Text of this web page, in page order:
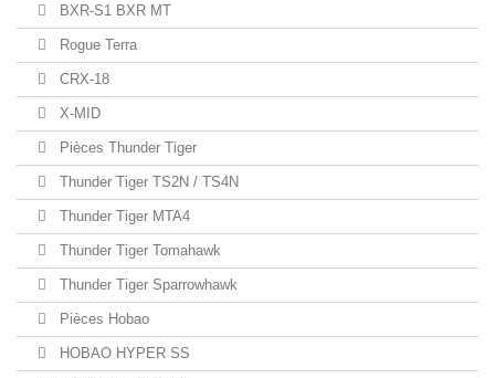
BXR-S1 BXR MT
Rogue Terra
CRX-18
X-MID
Pièces Thunder Tiger
Thunder Tiger TS2N / TS4N
Thunder Tiger MTA4
Thunder Tiger Tomahawk
Thunder Tiger Sparrowhawk
Pièces Hobao
HOBAO HYPER SS